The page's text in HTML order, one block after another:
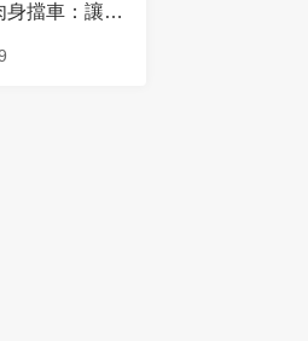
身擋車：讓行